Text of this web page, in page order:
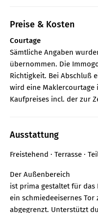
Preise & Kosten
Courtage
Sämtliche Angaben
übernommen. Die
Richtigkeit. Bei Abschluß
wird eine Maklercourtage
Kaufpreises incl. der zur
Ausstattung
Freistehend Terrasse
Der Außenbereich
ist prima gestaltet für das
ein schmiedeeisernes
abgegrenzt. Unterstützt